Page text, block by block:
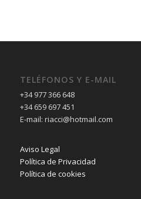
TELÉFONOS Y E-MAIL
+34 977 366 648
+34 659 697 451
E-mail: riacci@hotmail.com
Aviso Legal
Política de Privacidad
Política de cookies